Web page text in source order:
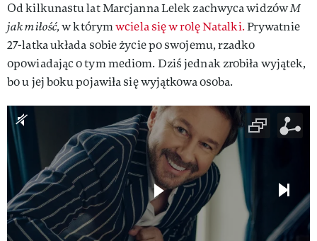
Od kilkunastu lat Marcjanna Lelek zachwyca widzówM
jak miłość,w którymwciela się w rolę Natalki.Prywatnie
27-latka układa sobie życie po swojemu, rzadko
opowiadając o tym mediom. Dziś jednak zrobiła wyjątek,
bo u jej boku pojawiła się wyjątkowa osoba.